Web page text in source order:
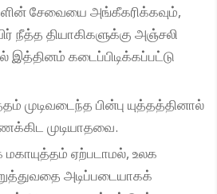
சேவையை அங்கீகரிக்கவும்,
நீத்த தியாகிகளுக்கு அஞ்சலி
இத்தினம் கடைப்பிடிக்கப்பட்டு
முடிவடைந்த பின்பு யுத்தத்தினால்
முடியாதவை.
ஏற்படாமல், உலக
அடிப்படையாகக்